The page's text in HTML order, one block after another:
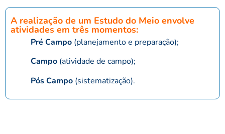
A realização de um Estudo do Meio envolve
atividades em três momentos:
Pré Campo (planejamento e preparação);
Campo (atividade de campo);
Pós Campo (sistematização).